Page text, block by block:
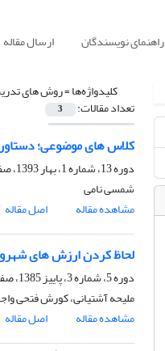
راهنمای نویسندگان ارسال مقاله
کلیدواژه‌ها =روش های
تعداد مقالات: 3
کلاس های موضوعی؛
دوره 13، شماره 1، بهار 1393، صفحه
شمسی نامی
مشاهده مقاله
اصل مقاله
لحاظ کردن ارزش های
دوره 5، شماره 3، پاییز 1385، صفحه
ملیحه آشتیانی، کورش فتحی
مشاهده مقاله
اصل مقاله